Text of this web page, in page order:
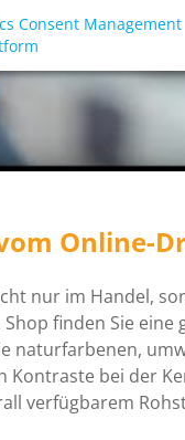
Online-
nur im Handel,
finden Sie
naturfarbenen,
bei der
verfügbarem
Consent Management